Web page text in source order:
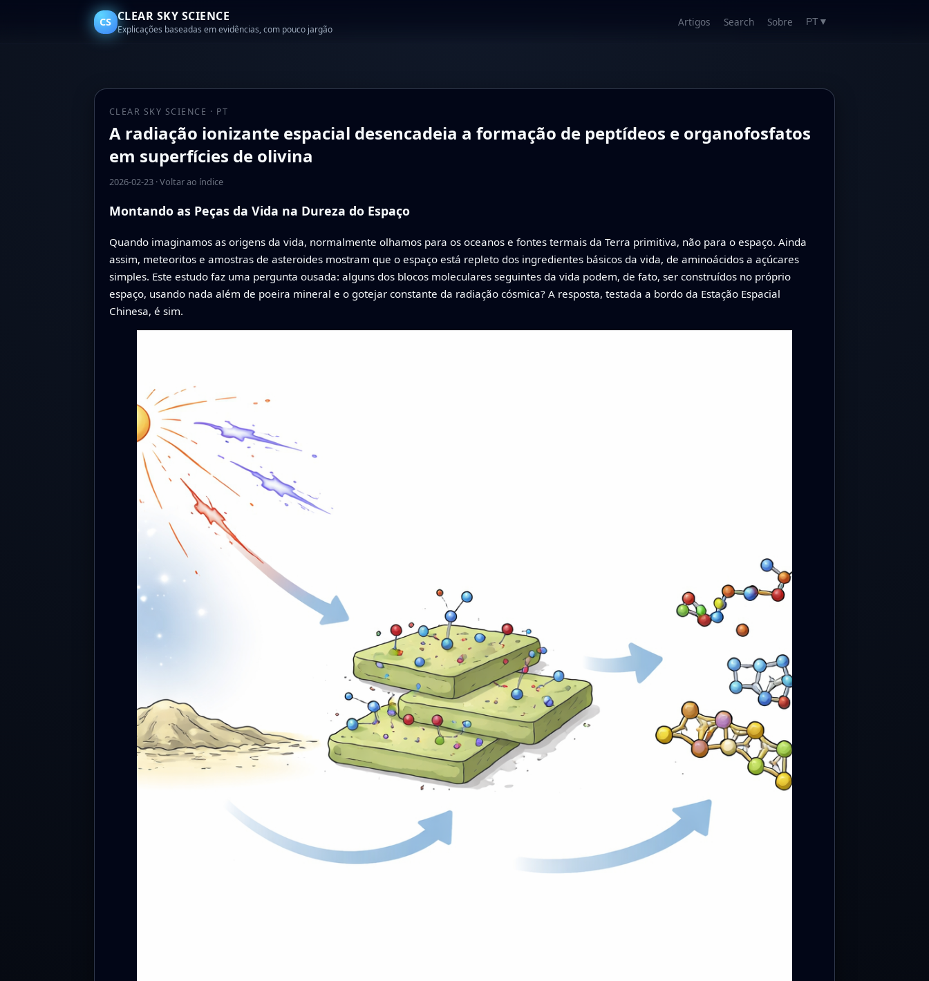
CS CLEAR SKY SCIENCE
Explicações baseadas em evidências, com pouco jargão
Artigos Search Sobre PT ▼
CLEAR SKY SCIENCE · PT
A radiação ionizante espacial desencadeia a formação de peptídeos e organofosfatos
em superfícies de olivina
2026-02-23·Voltar ao índice
Montando as Peças da Vida na Dureza do Espaço
Quando imaginamos as origens da vida, normalmente olhamos para os oceanos e fontes termais da Terra primitiva, não para o espaço. Ainda
assim, meteoritos e amostras de asteroides mostram que o espaço está repleto dos ingredientes básicos da vida, de aminoácidos a açúcares
simples. Este estudo faz uma pergunta ousada: alguns dos blocos moleculares seguintes da vida podem, de fato, ser construídos no próprio
espaço, usando nada além de poeira mineral e o gotejar constante da radiação cósmica? A resposta, testada a bordo da Estação Espacial
Chinesa, é sim.